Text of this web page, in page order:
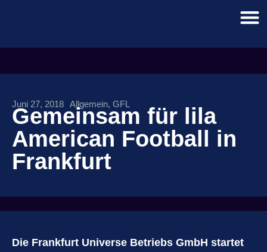
Juni 27, 2018 Allgemein, GFL
Gemeinsam für lila
American Football in
Frankfurt
Die Frankfurt Universe Betriebs GmbH startet